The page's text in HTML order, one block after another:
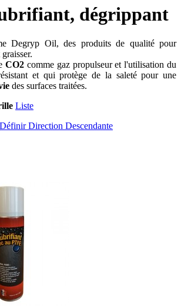
dégrippant
Degryp Oil, des produits de qualité pour
CO2 comme gaz propulseur et l'utilisation du
et qui protège de la saleté pour une
des surfaces traitées.
Liste
Définir Direction Descendante